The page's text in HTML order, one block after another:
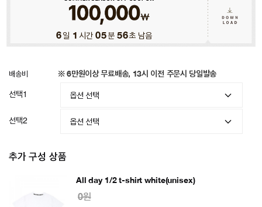
6일 1 시간 05분 52초 남음
배송비 ※ 6만원이상 무료배송, 13시 이전 주문시 당일발송
선택1
선택2
추가 구성 상품
All day 1/2 t-shirt white(unisex)
0원